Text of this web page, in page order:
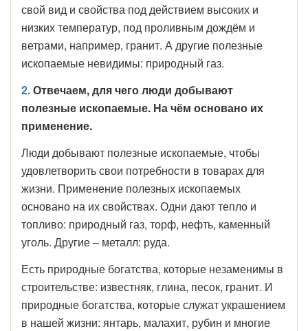
свой вид и свойства под действием высоких и
низких температур, под проливным дождём и
ветрами, например, гранит. А другие полезные
ископаемые невидимы: природный газ.
2.Отвечаем, для чего люди добывают
полезные ископаемые. На чём основано их
применение.
Люди добывают полезные ископаемые, чтобы
удовлетворить свои потребности в товарах для
жизни. Применение полезных ископаемых
основано на их свойствах. Одни дают тепло и
топливо: природный газ, торф, нефть, каменный
уголь. Другие – металл: руда.
Есть природные богатства, которые незаменимы в
строительстве: известняк, глина, песок, гранит. И
природные богатства, которые служат украшением
в нашей жизни: янтарь, малахит, рубин и многие